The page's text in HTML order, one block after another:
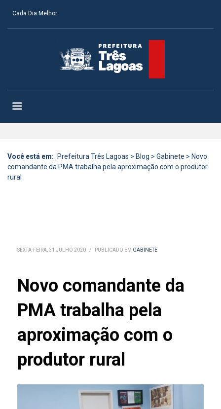
Cada Dia Melhor
Você está em: Prefeitura Três Lagoas > Blog > Gabinete > Novo
comandante da PMA trabalha pela aproximação com o produtor
rural
SEXTA-FEIRA, 31 JULHO 2020 / PUBLICADO EM GABINETE
Novo comandante da
PMA trabalha pela
aproximação com o
produtor rural